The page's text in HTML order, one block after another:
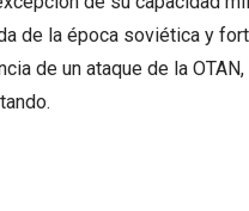
de la época soviética y
de un ataque de la